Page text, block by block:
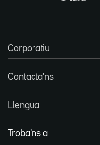
Corporatiu
Contacta'ns
Llengua
Troba'ns a